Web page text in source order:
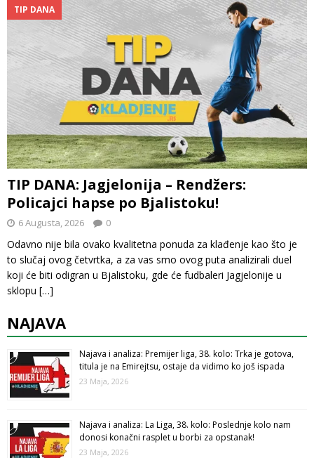
TIP DANA
TIP DANA: Jagjelonija – Rendžers:
Policajci hapse po Bjalistoku!
6 Augusta, 2026 0
Odavno nije bila ovako kvalitetna ponuda za klađenje kao što je
to slučaj ovog četvrtka, a za vas smo ovog puta analizirali duel
koji će biti odigran u Bjalistoku, gde će fudbaleri Jagjelonije u
sklopu […]
NAJAVA
Najava i analiza: Premijer liga, 38. kolo: Trka je gotova,
titula je na Emirejtsu, ostaje da vidimo ko još ispada
23 Maja, 2026
Najava i analiza: La Liga, 38. kolo: Poslednje kolo nam
donosi konačni rasplet u borbi za opstanak!
23 Maja, 2026